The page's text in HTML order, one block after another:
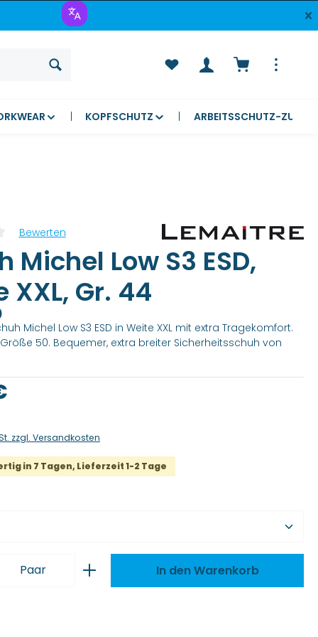
Warenkorb
KOPFSCHUTZ ARBEITSSCHUTZ-
Bewerten
Michel Low S3 ESD,
XXL, Gr. 44
Michel Low S3 ESD in Weite XXL mit extra Tragekomfort.
50. Bequemer, extra breiter Sicherheitsschuh von
zzgl. Versandkosten
in 7 Tagen, Lieferzeit 1-2 Tage
Gib den gewünschten
Paar In den Warenkorb